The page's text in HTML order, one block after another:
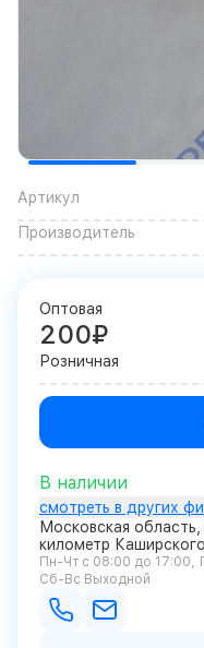
Артикул
Производитель
Оптовая
200₽
Розничная
В наличии
смотреть в других
Московская
километр
Пн-Чт с 08:00 до 17:00
Сб-Вс Выходной